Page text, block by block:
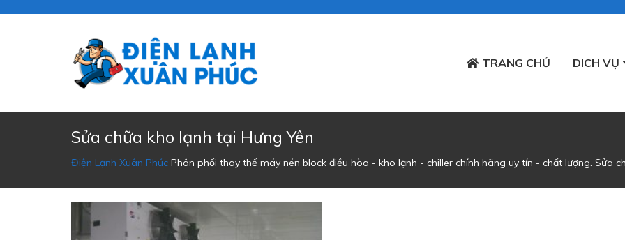
TRANG CHỦ DICH VỤ
Sửa chữa kho lạnh tại Hưng Yên
Điện Lạnh Xuân Phúc Phân phối thay thế máy nén block điều hòa - kho lạnh - chiller chính hãng uy tín - chất lượng. Sửa